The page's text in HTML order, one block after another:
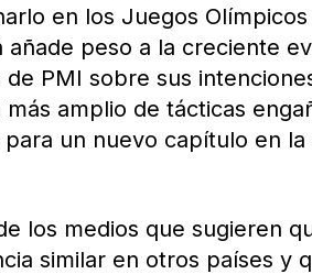
en los Juegos
peso a la creciente
PMI sobre sus
amplio de tácticas
un nuevo capítulo en la
los medios que sugieren
similar en otros países y